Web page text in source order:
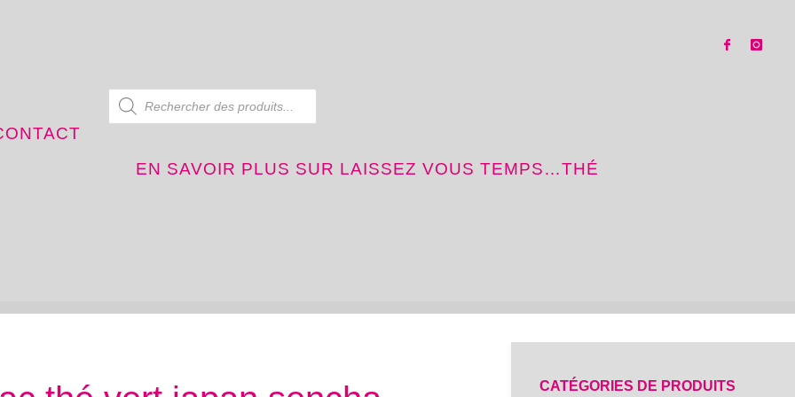
Recherche de produits
EN SAVOIR PLUS SUR LAISSEZ VOUS TEMPS…THÉ
CATÉGORIES DE PRODUITS